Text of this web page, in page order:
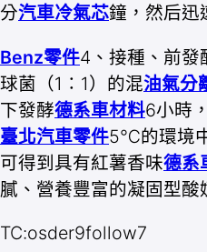
分汽車冷氣芯鐘，然后
Benz零件4、接種、前發
球菌（1∶1）的混油氣分
下發酵德系車材料6小時
臺北汽車零件5℃的環境
可得到具有紅薯香味德系
膩、營養豐富的凝固型酸
TC:osder9follow7